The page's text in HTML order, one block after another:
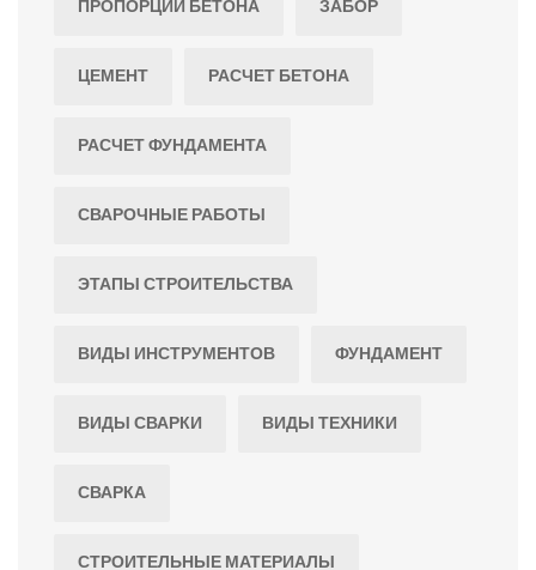
ПРОПОРЦИИ БЕТОНА ЗАБОР
ЦЕМЕНТ РАСЧЕТ БЕТОНА
РАСЧЕТ ФУНДАМЕНТА
СВАРОЧНЫЕ РАБОТЫ
ЭТАПЫ СТРОИТЕЛЬСТВА
ВИДЫ ИНСТРУМЕНТОВ ФУНДАМЕНТ
ВИДЫ СВАРКИ ВИДЫ ТЕХНИКИ
СВАРКА
СТРОИТЕЛЬНЫЕ МАТЕРИАЛЫ